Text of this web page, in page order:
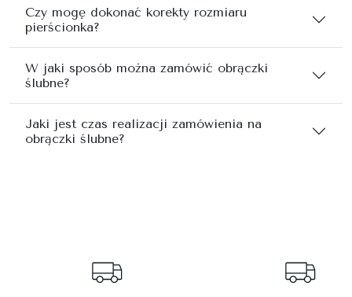
Czy mogę dokonać korekty rozmiaru
pierścionka?
W jaki sposób można zamówić obrączki
ślubne?
Jaki jest czas realizacji zamówienia na
obrączki ślubne?